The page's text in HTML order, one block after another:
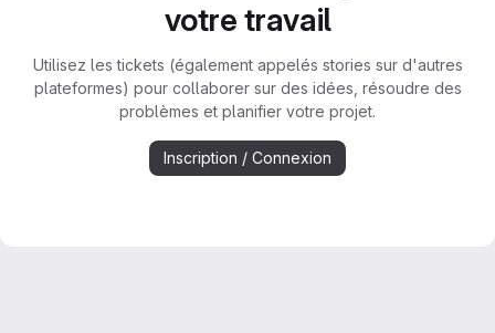
votre travail
Utilisez les tickets (également appelés stories sur d'autres
plateformes) pour collaborer sur des idées, résoudre des
problèmes et planifier votre projet.
Inscription / Connexion